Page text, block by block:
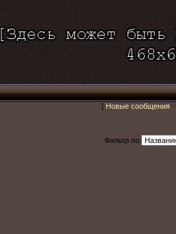
[ Новые сообщения ·
Фильтр по: